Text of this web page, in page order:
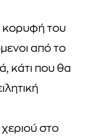
κορυφή του
από το
κάτι που θα
χεριού στο